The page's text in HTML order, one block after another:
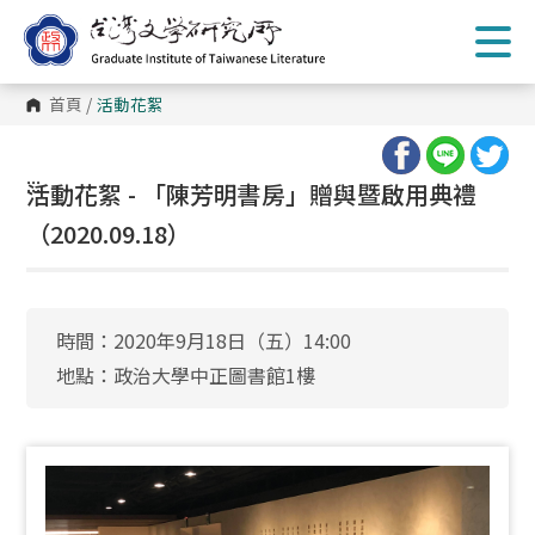
到
主
內
容 首頁 / 活動花絮
:::
活動花絮 - 「陳芳明書房」贈與暨啟用典禮
（2020.09.18）
時間：2020年9月18日（五）14:00
地點：政治大學中正圖書館1樓